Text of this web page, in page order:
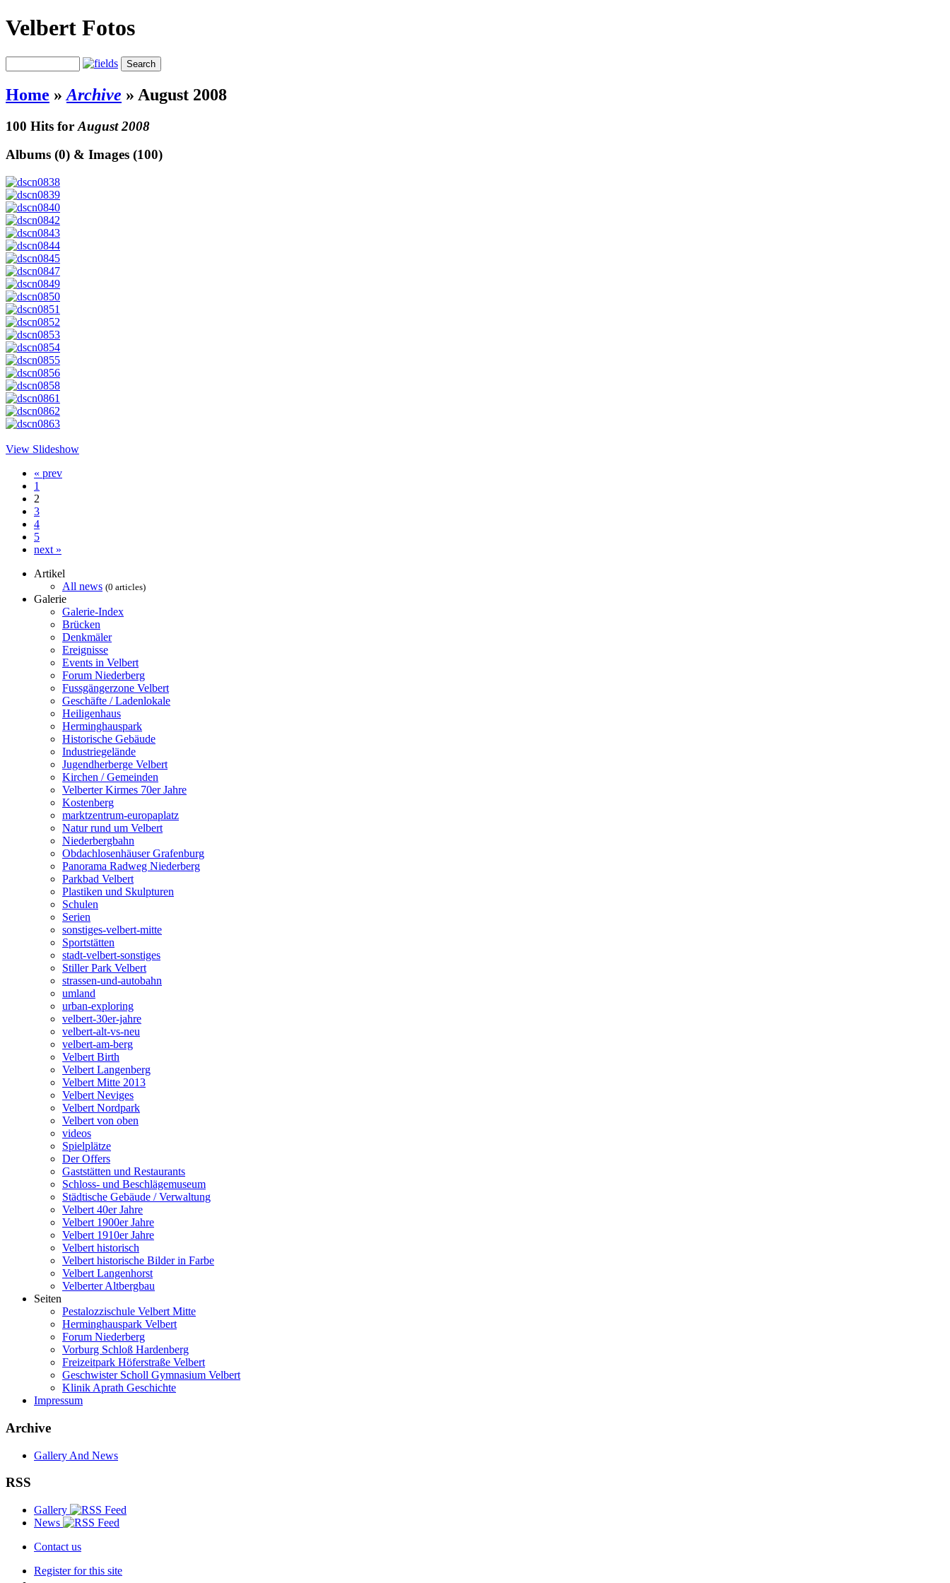
Velbert Fotos
Home » Archive » August 2008
100 Hits for August 2008
Albums (0) & Images (100)
View Slideshow
« prev
1
2
3
4
5
next »
Artikel
All news (0 articles)
Galerie
Galerie-Index
Brücken
Denkmäler
Ereignisse
Events in Velbert
Forum Niederberg
Fussgängerzone Velbert
Geschäfte / Ladenlokale
Heiligenhaus
Herminghauspark
Historische Gebäude
Industriegelände
Jugendherberge Velbert
Kirchen / Gemeinden
Velberter Kirmes 70er Jahre
Kostenberg
marktzentrum-europaplatz
Natur rund um Velbert
Niederbergbahn
Obdachlosenhäuser Grafenburg
Panorama Radweg Niederberg
Parkbad Velbert
Plastiken und Skulpturen
Schulen
Serien
sonstiges-velbert-mitte
Sportstätten
stadt-velbert-sonstiges
Stiller Park Velbert
strassen-und-autobahn
umland
urban-exploring
velbert-30er-jahre
velbert-alt-vs-neu
velbert-am-berg
Velbert Birth
Velbert Langenberg
Velbert Mitte 2013
Velbert Neviges
Velbert Nordpark
Velbert von oben
videos
Spielplätze
Der Offers
Gaststätten und Restaurants
Schloss- und Beschlägemuseum
Städtische Gebäude / Verwaltung
Velbert 40er Jahre
Velbert 1900er Jahre
Velbert 1910er Jahre
Velbert historisch
Velbert historische Bilder in Farbe
Velbert Langenhorst
Velberter Altbergbau
Seiten
Pestalozzischule Velbert Mitte
Herminghauspark Velbert
Forum Niederberg
Vorburg Schloß Hardenberg
Freizeitpark Höferstraße Velbert
Geschwister Scholl Gymnasium Velbert
Klinik Aprath Geschichte
Impressum
Archive
Gallery And News
RSS
Gallery
News
Contact us
Register for this site